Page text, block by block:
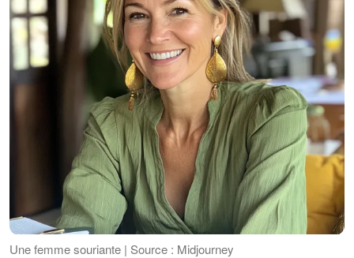
Une femme souriante | Source : Midjourney